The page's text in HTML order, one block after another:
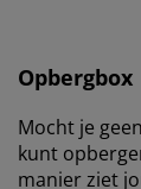
Opbergbox
Mocht je
kunt
manier ziet